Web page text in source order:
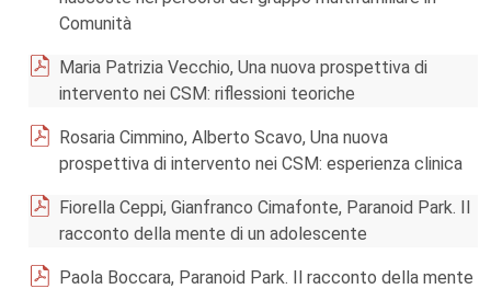
Comunità
Maria Patrizia Vecchio, Una nuova prospettiva di
intervento nei CSM: riflessioni teoriche
Rosaria Cimmino, Alberto Scavo, Una nuova
prospettiva di intervento nei CSM: esperienza clinica
Fiorella Ceppi, Gianfranco Cimafonte, Paranoid Park. Il
racconto della mente di un adolescente
Paola Boccara, Paranoid Park. Il racconto della mente